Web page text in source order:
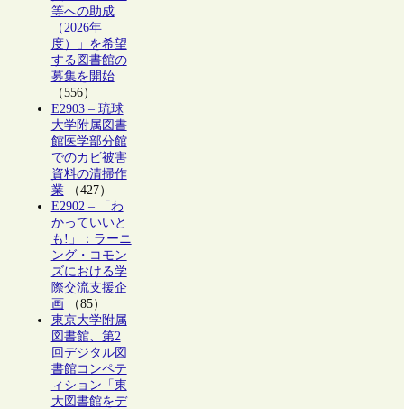
等への助成
（2026年
度）」を希望
する図書館の
募集を開始
（556）
E2903 – 琉球
大学附属図書
館医学部分館
でのカビ被害
資料の清掃作
業（427）
E2902 – 「わ
かっていいと
も!」：ラーニ
ング・コモン
ズにおける学
際交流支援企
画（85）
東京大学附属
図書館、第2
回デジタル図
書館コンペテ
ィション「東
大図書館をデ